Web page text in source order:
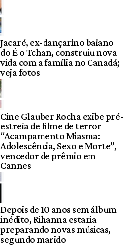
Jacaré, ex-dançarino baiano
do É o Tchan, construiu nova
vida com a família no Canadá;
veja fotos
Cine Glauber Rocha exibe pré-
estreia de filme de terror
“Acampamento Miasma:
Adolescência, Sexo e Morte”,
vencedor de prêmio em
Cannes
Depois de 10 anos sem álbum
inédito, Rihanna estaria
preparando novas músicas,
segundo marido